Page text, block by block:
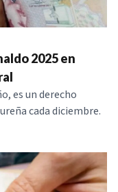
2025 en
es un derecho
cada diciembre.